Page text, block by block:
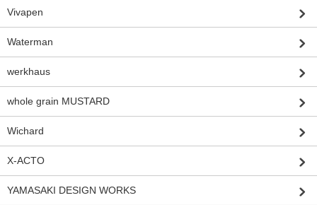
Vivapen
Waterman
werkhaus
whole grain MUSTARD
Wichard
X-ACTO
YAMASAKI DESIGN WORKS